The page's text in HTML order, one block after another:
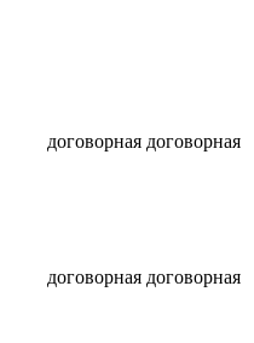
договорная договорная
договорная договорная